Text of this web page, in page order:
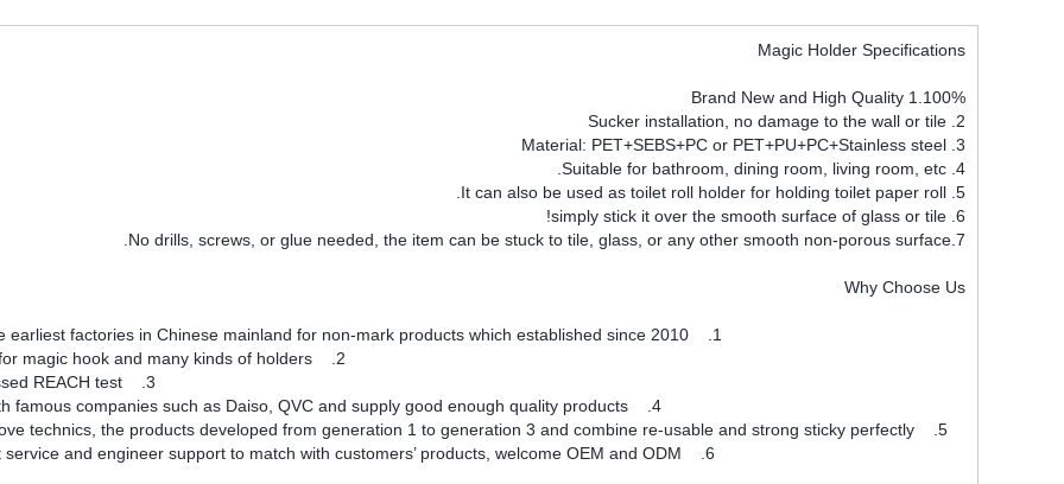
Magic Holder Specifications
1.100% Brand New and High Quality
2. Sucker installation, no damage to the wall or tile
3. Material: PET+SEBS+PC or PET+PU+PC+Stainless steel
4. Suitable for bathroom, dining room, living room, etc.
5. It can also be used as toilet roll holder for holding toilet paper roll.
6. simply stick it over the smooth surface of glass or tile!
7.No drills, screws, or glue needed, the item can be stuck to tile, glass, or any other smooth non-porous surface.
Why Choose Us
1. We are one of the earliest factories in Chinese mainland for non-mark products which established since 2010.
2. We have patents for magic hook and many kinds of holders
3. Our products passed REACH test.
4. We cooperate with famous companies such as Daiso, QVC and supply good enough quality products.
5. We keeping improve technics, the products developed from generation 1 to generation 3 and combine re-usable and strong sticky perfectly.
6. We offer our best service and engineer support to match with customers’ products, welcome OEM and ODM.